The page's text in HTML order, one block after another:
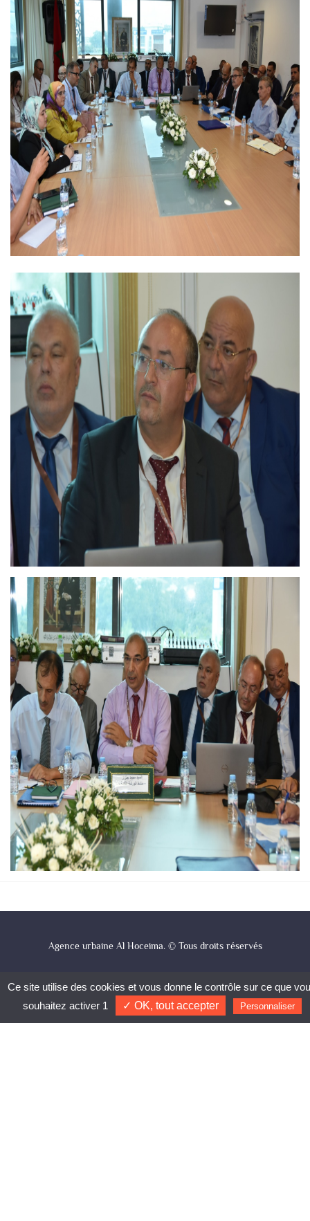
Agence urbaine Al Hoceima. © Tous droits réservés
Ce site utilise des cookies et vous donne le contrôle sur ce que
souhaitez activer 1
✓ OK, tout accepter Personnaliser